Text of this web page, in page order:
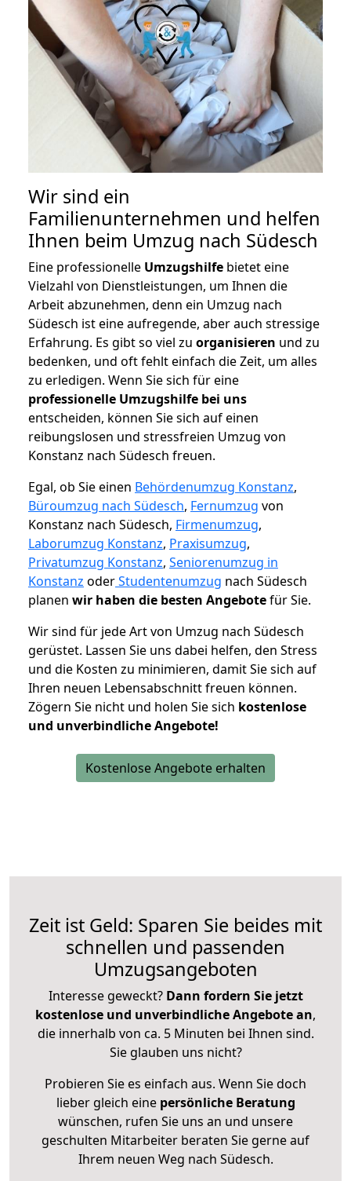
Wir sind ein
Familienunternehmen und helfen
Ihnen beim Umzug nach Südesch
Eine professionelle Umzugshilfe bietet eine
Vielzahl von Dienstleistungen, um Ihnen die
Arbeit abzunehmen, denn ein Umzug nach
Südesch ist eine aufregende, aber auch stressige
Erfahrung. Es gibt so viel zu organisieren und zu
bedenken, und oft fehlt einfach die Zeit, um alles
zu erledigen. Wenn Sie sich für eine
professionelle Umzugshilfe bei uns
entscheiden, können Sie sich auf einen
reibungslosen und stressfreien Umzug von
Konstanz nach Südesch freuen.
Egal, ob Sie einen Behördenumzug Konstanz,
Büroumzug nach Südesch, Fernumzug von
Konstanz nach Südesch, Firmenumzug,
Laborumzug Konstanz, Praxisumzug,
Privatumzug Konstanz, Seniorenumzug in
Konstanz oderStudentenumzug nach Südesch
planen wir haben die besten Angebotefür Sie.
Wir sind für jede Art von Umzug nach Südesch
gerüstet. Lassen Sie uns dabei helfen, den Stress
und die Kosten zu minimieren, damit Sie sich auf
Ihren neuen Lebensabschnitt freuen können.
Zögern Sie nicht und holen Sie sich kostenlose
und unverbindliche Angebote!
Kostenlose Angebote erhalten
Zeit ist Geld: Sparen Sie beides mit
schnellen und passenden
Umzugsangeboten
Interesse geweckt? Dann fordern Sie jetzt
kostenlose und unverbindliche Angebote an,
die innerhalb von ca. 5 Minuten bei Ihnen sind.
Sie glauben uns nicht?
Probieren Sie es einfach aus. Wenn Sie doch
lieber gleich eine persönliche Beratung
wünschen, rufen Sie uns an und unsere
geschulten Mitarbeiter beraten Sie gerne auf
Ihrem neuen Weg nach Südesch.